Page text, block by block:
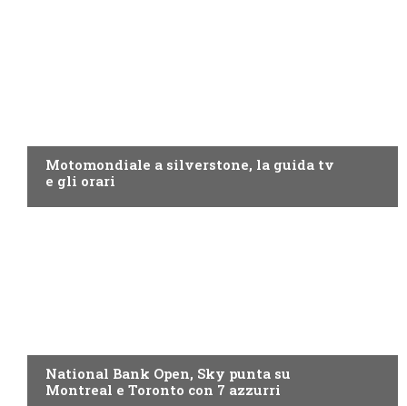
Motomondiale a silverstone, la guida tv
e gli orari
National Bank Open, Sky punta su
Montreal e Toronto con 7 azzurri